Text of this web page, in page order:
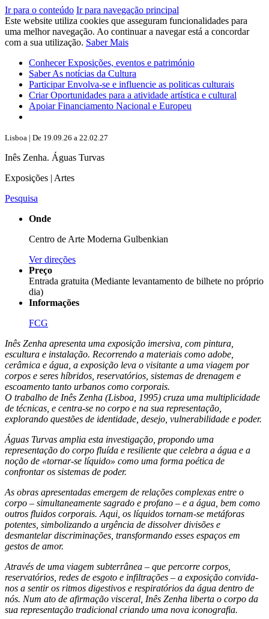
Ir para o conteúdo Ir para navegação principal
Este website utiliza cookies que asseguram funcionalidades para
uma melhor navegação. Ao continuar a navegar está a concordar
com a sua utilização. Saber Mais
ConhecerExposições, eventos e património
SaberAs notícias da Cultura
ParticiparEnvolva-se e influencie as politicas culturais
CriarOportunidades para a atividade artística e cultural
ApoiarFinanciamento Nacional e Europeu
Lisboa | De 19.09.26 a 22.02.27
Inês Zenha. Águas Turvas
Exposições | Artes
Pesquisa
Onde
Centro de Arte Moderna Gulbenkian
Ver direções
Preço
Entrada gratuita (Mediante levantamento de bilhete no próprio
dia)
Informações
FCG
Inês Zenha apresenta uma exposição imersiva, com pintura,
escultura e instalação. Recorrendo a materiais como adobe,
cerâmica e água, a exposição leva o visitante a uma viagem por
corpos e seres híbridos, reservatórios, sistemas de drenagem e
escoamento tanto urbanos como corporais.
O trabalho de Inês Zenha (Lisboa, 1995) cruza uma multiplicidade
de técnicas, e centra-se no corpo e na sua representação,
explorando questões de identidade, desejo, vulnerabilidade e poder.
Águas Turvas amplia esta investigação, propondo uma
representação do corpo fluída e resiliente que celebra a água e a
noção de «tornar-se líquido» como uma forma poética de
confrontar os sistemas de poder.
As obras apresentadas emergem de relações complexas entre o
corpo – simultaneamente sagrado e profano – e a água, bem como
outros fluidos corporais. Aqui, os líquidos tornam-se metáforas
potentes, simbolizando a urgência de dissolver divisões e
desmantelar discriminações, transformando esses espaços em
gestos de amor.
Através de uma viagem subterrânea – que percorre corpos,
reservatórios, redes de esgoto e infiltrações – a exposição convida-
nos a sentir os ritmos digestivos e respiratórios da água dentro de
nós. Num ato de afirmação visceral, Inês Zenha liberta o corpo da
sua representação tradicional criando uma nova iconografia.